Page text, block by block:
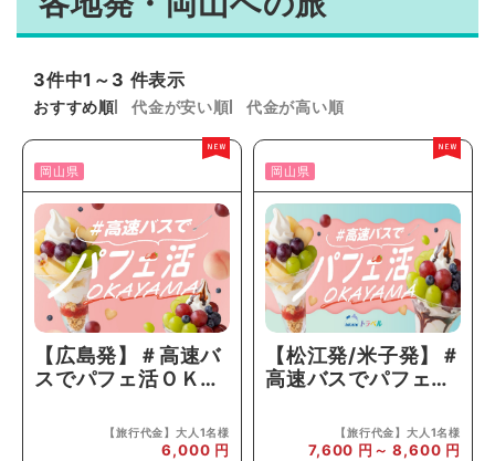
3 1～3
おすすめ順 代金が安い順 代金が高い順
岡山県
【広島発】＃高速バ
スでパフェ活ＯＫＡ
ーツパフェクーポン
1,000円分付♪
【旅行代金】大人1名様
6,000
岡山県
【松江発/米子発】＃
高速バスでパフェ活
なフルーツパフェク
ーポン1,000円分付
【旅行代金】大人1名様
7,600 8,600